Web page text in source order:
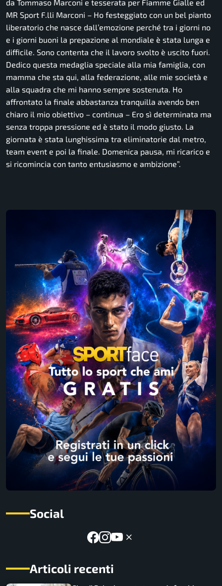
da Tommaso Marconi e tesserata per Fiamme Gialle ed
MR Sport F.lli Marconi – Ho festeggiato con un bel pianto
liberatorio che nasce dall’emozione perché tra i giorni no
e i giorni buoni la prepazione al mondiale è stata lunga e
difficile. Sono contenta che il lavoro svolto è uscito fuori.
Dedico questa medaglia speciale alla mia famiglia, con
mamma che sta qui, alla federazione, alle mie società e
alla squadra che mi hanno sempre sostenuta. Ho
affrontato la finale abbastanza tranquilla avendo ben
chiaro il mio obiettivo – continua – Ero sì determinata ma
senza troppa pressione ed è stato il modo giusto. La
giornata è stata lunghissima tra eliminatorie dal metro,
team event e poi la finale. Domenica pausa, mi ricarico e
si ricomincia con tanto entusiasmo e ambizione”.
Social
Articoli recenti